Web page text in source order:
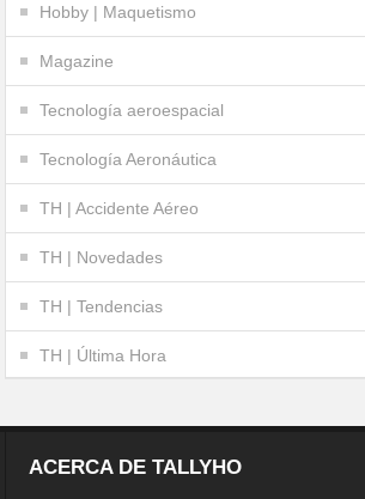
Hobby | Maquetismo
Magazine
Tecnología aeroespacial
Tecnología Aeronáutica
TH | Accidente Aéreo
TH | Novedades
TH | Tendencias
TH | Última Hora
ACERCA DE TALLYHO